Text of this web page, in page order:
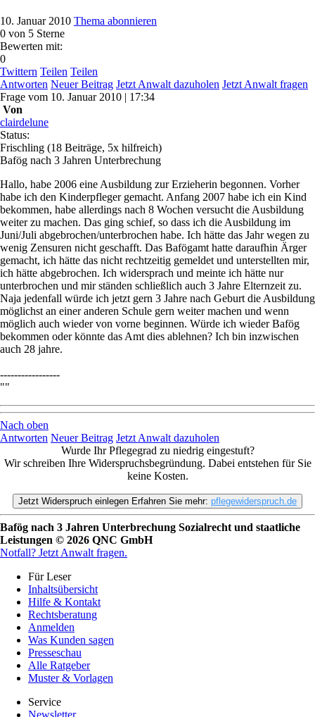
10. Januar 2010 Thema abonnieren
0 von 5 Sterne
Bewerten mit:
0
Twittern Teilen Teilen
Antworten Neuer Beitrag Jetzt Anwalt dazuholen Jetzt Anwalt fragen
Frage vom 10. Januar 2010 | 17:34
Von
clairdelune
Status:
Frischling (18 Beiträge, 5x hilfreich)
Bafög nach 3 Jahren Unterbrechung
Hallo, habe 2006 eine Ausbildung zur Erzieherin begonnen. Vorher
habe ich den Kinderpfleger gemacht. Anfang 2007 habe ich ein Kind
bekommen, habe allerdings nach 8 Wochen versucht die Ausbildung
weiter zu machen. Das ging schief, so dass ich die Ausbildung im
Juni/Juli abgebrochen/unterbrochen habe. Ich hätte das Jahr wegen zu
wenig Zensuren nicht geschafft. Das Bafögamt hatte daraufhin Ärger
gemacht, ich hätte das nicht rechtzeitig gemeldet und unterstellten mir,
ich hätte abgebrochen. Ich widersprach und meinte ich hätte nur
unterbrochen und mir ständen schließlich auch 3 Jahre Elternzeit zu.
Naja jedenfall würde ich jetzt gern 3 Jahre nach Geburt die Ausbildung
möglichst an einer anderen Schule gern weiter machen und wenn
möglich auch wieder von vorne beginnen. Würde ich wieder Bafög
bekommen oder könnte das Amt dies ablehnen? Ich bin inzwischen
auch 28 jahre.
-----------------
""
Nach oben
Antworten Neuer Beitrag Jetzt Anwalt dazuholen
Wurde Ihr Pflegegrad zu niedrig eingestuft?
Wir schreiben Ihre Widerspruchsbegründung. Dabei entstehen für Sie
keine Kosten.
Jetzt Widerspruch einlegen Erfahren Sie mehr: pflegewiderspruch.de
Bafög nach 3 Jahren Unterbrechung Sozialrecht und staatliche
Leistungen © 2026 QNC GmbH
Notfall? Jetzt Anwalt fragen.
Für Leser
Inhaltsübersicht
Hilfe & Kontakt
Rechtsberatung
Anmelden
Was Kunden sagen
Presseschau
Alle Ratgeber
Muster & Vorlagen
Service
Newsletter